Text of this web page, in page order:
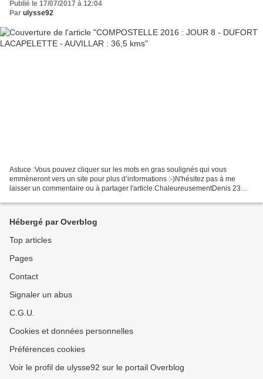
Publié le 17/07/2017 à 12:04
Par ulysse92
Astuce :Vous pouvez cliquer sur les mots en gras soulignés qui vous
emmèneront vers un site pour plus d’informations :-)N'hésitez pas à me
laisser un commentaire ou à partager l'article.ChaleureusementDenis 23
Hébergé par Overblog
Top articles
Pages
Contact
Signaler un abus
C.G.U.
Cookies et données personnelles
Préférences cookies
Voir le profil de ulysse92 sur le portail Overblog